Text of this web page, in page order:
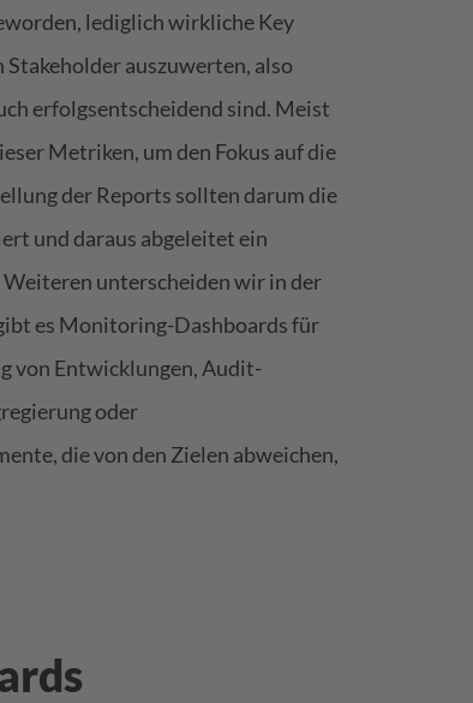
lediglich wirkliche Key
auszuwerten, also
erfolgsentscheidend sind. Meist
Metriken, um den Fokus auf die
der Reports sollten darum die
und daraus abgeleitet ein
unterscheiden wir in der
es Monitoring-Dashboards für
von Entwicklungen, Audit-
oder
die von den Zielen abweichen,